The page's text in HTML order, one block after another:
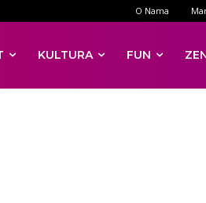
O Nama
KULTURA FUN